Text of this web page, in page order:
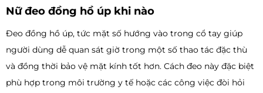
Nữ đeo đồng hồ úp khi nào
Đeo đồng hồ úp, tức mặt số hướng vào trong cổ tay giúp
người dùng dễ quan sát giờ trong một số thao tác đặc thù
và đồng thời bảo vệ mặt kính tốt hơn. Cách đeo này đặc biệt
phù hợp trong môi trường y tế hoặc các công việc đòi hỏi